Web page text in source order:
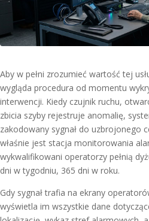
Aby w pełni zrozumieć wartość tej
wygląda procedura od momentu
interwencji. Kiedy czujnik ruchu,
zbicia szyby rejestruje anomalię,
zakodowany sygnał do uzbrojonego
właśnie jest stacja monitorowania
wykwalifikowani operatorzy pełnią
dni w tygodniu, 365 dni w roku.
Gdy sygnał trafia na ekrany
wyświetla im wszystkie dane